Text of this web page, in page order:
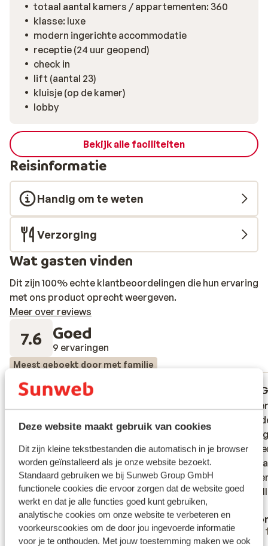
Deze website maakt gebruik van cookies
Dit zijn kleine tekstbestanden die automatisch in je browser
worden geïnstalleerd als je onze website bezoekt.
Standaard gebruiken we bij Sunweb Group GmbH
functionele cookies die ervoor zorgen dat de website goed
werkt en dat je alle functies goed kunt gebruiken,
analytische cookies om onze website te verbeteren en
voorkeurscookies om de door jou ingevoerde informatie
voor je te onthouden. Met jouw toestemming maken we ook
voor leuke activiteiten voor de hele familie. Wil je meer
van de omgeving zien, dan is een bezoek aan het
centrum van Loano zeker een aanrader. De smalle
straatjes in het historische centrum zijn erg fotogeniek
en de terrasjes erg gezellig.
totaal aantal kamers / appartementen: 360
klasse: luxe
modern ingerichte accommodatie
receptie (24 uur geopend)
check in
lift (aantal 23)
kluisje (op de kamer)
lobby
Bekijk alle faciliteiten
Reisinformatie
Handig om te weten
Verzorging
Wat gasten vinden
Dit zijn 100% echte klantbeoordelingen die hun ervaring
met ons product oprecht weergeven.
Meer over reviews
7.6 Goed
9 ervaringen
Meest geboekt door met familie
8.4 Fantastisch
appartement met ruim balkon op een net
en goed onderhouden complex. Wel enkele
minpuntjes zoals: Qua keukenuitrusting
vonden we dat het appartement niet echt
geschikt om als appartement te
gebruiken. Zo was er maar één deksel voor
de 4 aanwezige pannen, geen
koffiezetapparaat, geen waterkoker, geen
snijplankje. Een minpunt was ook dat de
appartement met ruim balkon op een net
en goed onderhouden complex. Wel enkele
minpuntjes zoals: Qua keukenuitrusting
vonden we dat het appartement niet echt
geschikt om als appartement te
gebruiken. Zo was er maar één dekse...
meer
Italofielen
Met partner
hoort
goed
best
hoort
goed
best